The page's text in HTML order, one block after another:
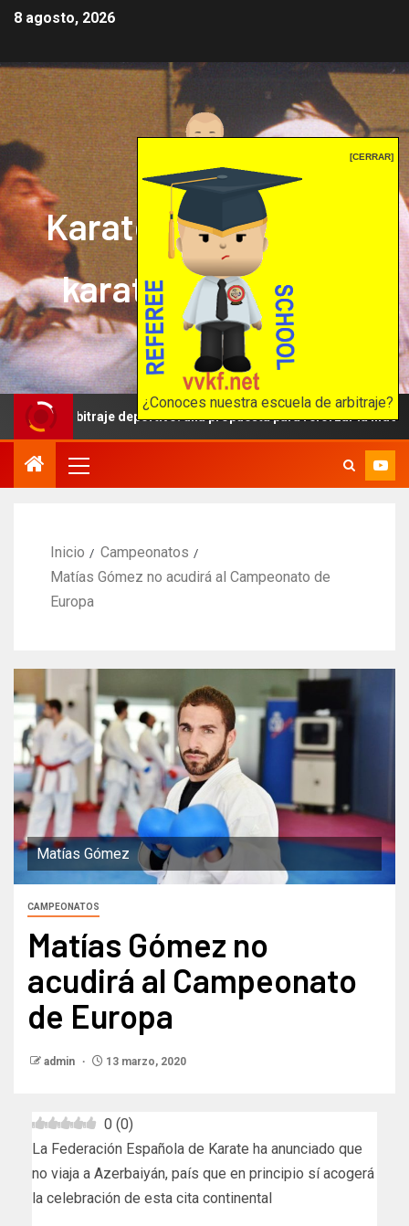
[CERRAR]
¿Conoces nuestra escuela de arbitraje?
8 agosto, 2026
Karate mrprepor: el
karate en internet
El karate en internet
deportivo: una propuesta para reforzar la independencia
Inicio
Campeonatos
Matías Gómez no acudirá al Campeonato de
Europa
Matías Gómez
CAMPEONATOS
Matías Gómez no
acudirá al Campeonato
de Europa
admin 13 marzo, 2020
0 (0)
La Federación Española de Karate ha anunciado que
no viaja a Azerbaiyán, país que en principio sí acogerá
la celebración de esta cita continental